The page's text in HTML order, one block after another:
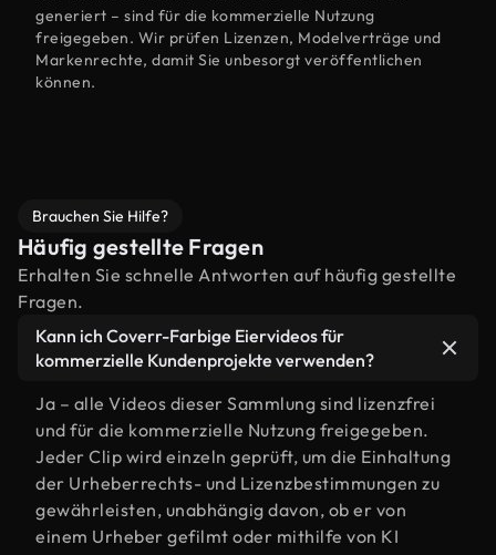
generiert – sind für die kommerzielle Nutzung
freigegeben. Wir prüfen Lizenzen, Modelverträge und
Markenrechte, damit Sie unbesorgt veröffentlichen
können.
Brauchen Sie Hilfe?
Häufig gestellte Fragen
Erhalten Sie schnelle Antworten auf häufig gestellte
Fragen.
Kann ich Coverr-Farbige Eiervideos für
kommerzielle Kundenprojekte verwenden?
Ja – alle Videos dieser Sammlung sind lizenzfrei
und für die kommerzielle Nutzung freigegeben.
Jeder Clip wird einzeln geprüft, um die Einhaltung
der Urheberrechts- und Lizenzbestimmungen zu
gewährleisten, unabhängig davon, ob er von
einem Urheber gefilmt oder mithilfe von KI